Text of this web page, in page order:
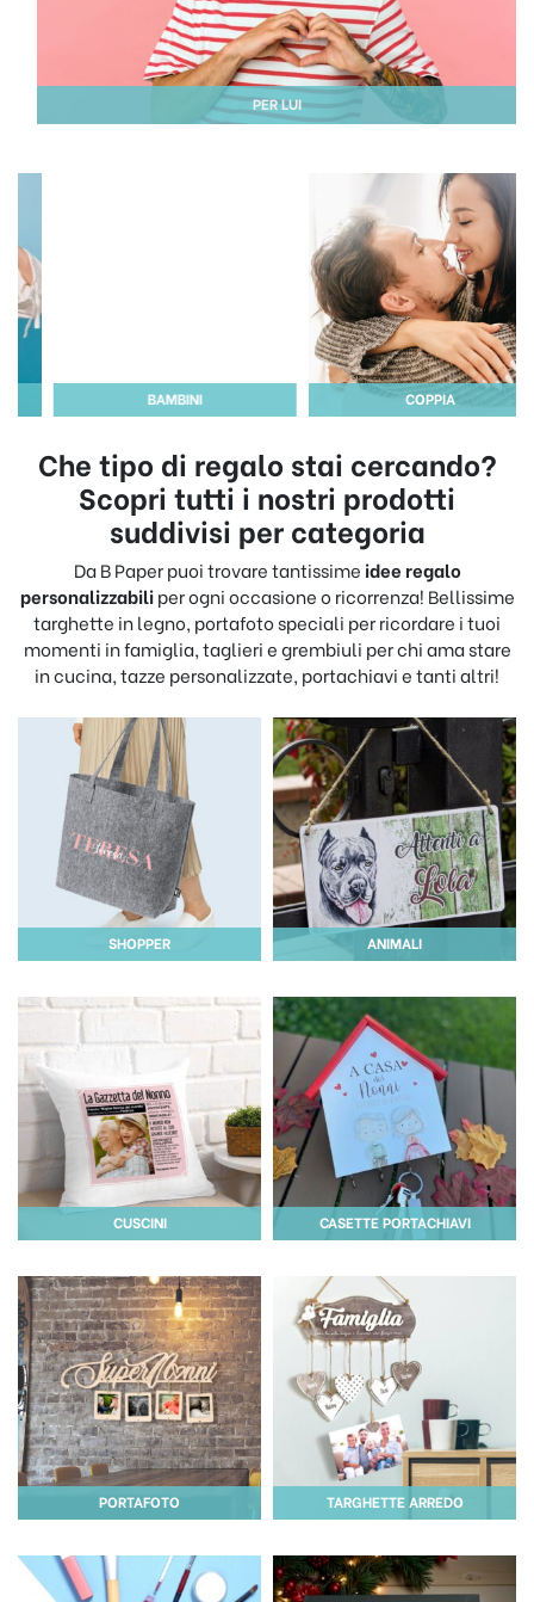
PER LUI
BAMBINI COPPIA
Che tipo di regalo stai cercando?
Scopri tutti i nostri prodotti
suddivisi per categoria
Da B Paper puoi trovare tantissime idee regalo
personalizzabiliper ogni occasione o ricorrenza! Bellissime
targhette in legno, portafoto speciali per ricordare i tuoi
momenti in famiglia, taglieri e grembiuli per chi ama stare
in cucina, tazze personalizzate, portachiavi e tanti altri!
SHOPPER ANIMALI
CUSCINI CASETTE PORTACHIAVI
PORTAFOTO TARGHETTE ARREDO